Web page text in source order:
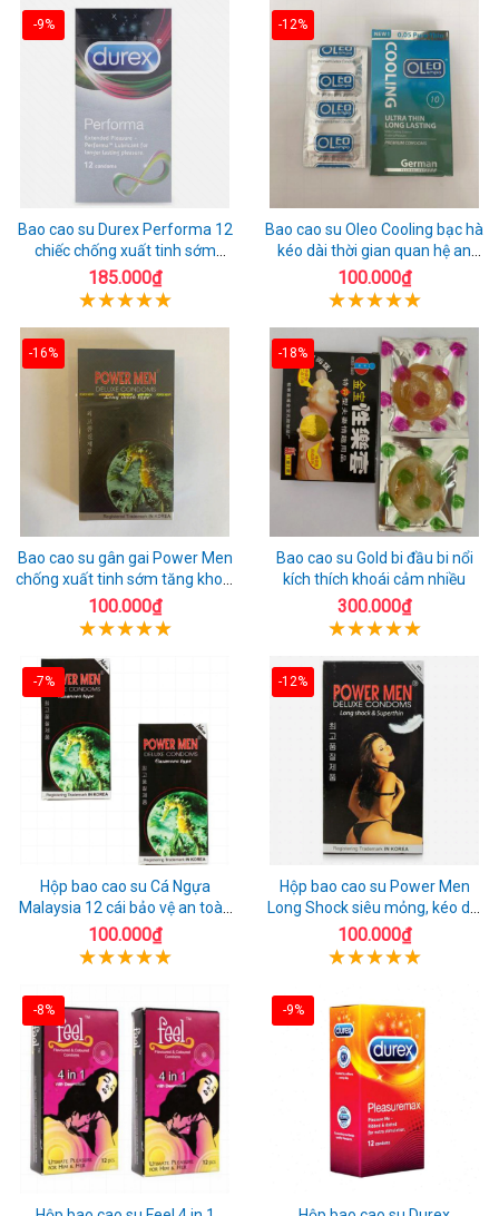
-9%
Bao cao su Durex Performa 12
chiếc chống xuất tinh sớm
chuẩn Thái Lan
185.000₫
-12%
Bao cao su Oleo Cooling bạc hà
kéo dài thời gian quan hệ an
toàn
100.000₫
-16%
Bao cao su gân gai Power Men
chống xuất tinh sớm tăng khoái
cảm
100.000₫
-18%
Bao cao su Gold bi đầu bi nổi
kích thích khoái cảm nhiều
300.000₫
-7%
Hộp bao cao su Cá Ngựa
Malaysia 12 cái bảo vệ an toàn
tuyệt đối
100.000₫
-12%
Hộp bao cao su Power Men
Long Shock siêu mỏng, kéo dài
quan hệ thoải mái
100.000₫
-8% -9%